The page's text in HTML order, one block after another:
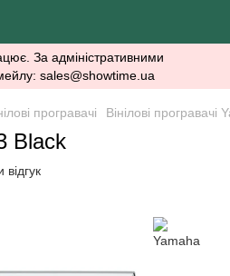
За адміністративними
sales@showtime.ua
програвачі Вінілові програвачі
Black